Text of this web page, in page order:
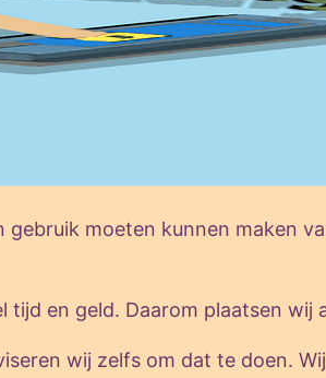
moeten kunnen maken
en geld. Daarom plaatsen wij
wij zelfs om dat te doen.